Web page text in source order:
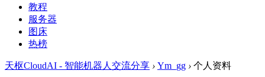
教程
服务器
图床
热榜
天枢CloudAI - 智能机器人交流分享 › Ym_gg › 个人资料